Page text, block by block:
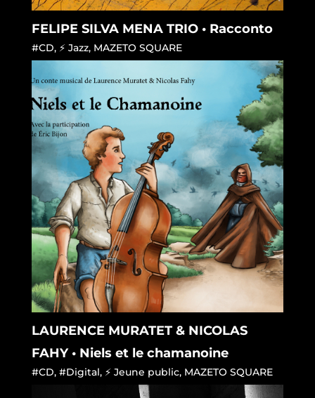
FELIPE SILVA MENA TRIO • Racconto
#CD, ⚡ Jazz, MAZETO SQUARE
LAURENCE MURATET & NICOLAS
FAHY • Niels et le chamanoine
#CD, #Digital, ⚡ Jeune public, MAZETO SQUARE